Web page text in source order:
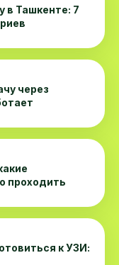
в Ташкенте: 7
через
проходить
к УЗИ: